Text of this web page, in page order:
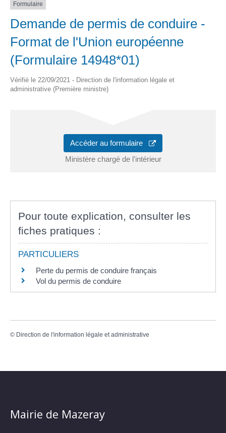
Formulaire
Demande de permis de conduire -
Format de l'Union européenne
(Formulaire 14948*01)
Vérifié le 22/09/2021 - Direction de l'information légale et
administrative (Première ministre)
Accéder au formulaire
Ministère chargé de l'intérieur
Pour toute explication, consulter les
fiches pratiques :
PARTICULIERS
Perte du permis de conduire français
Vol du permis de conduire
© Direction de l'information légale et administrative
Mairie de Mazeray